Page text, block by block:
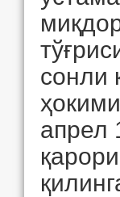
сонли
апрел